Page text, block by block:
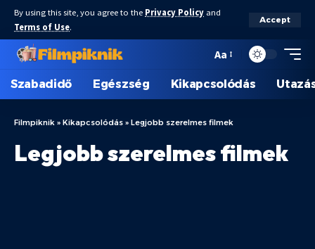
By using this site, you agree to the Privacy Policy and
Terms of Use.
Accept
Aa
Szabadidő Egészség Kikapcsolódás
Filmpiknik » Kikapcsolódás » Legjobb szerelmes filmek
Legjobb szerelmes filmek